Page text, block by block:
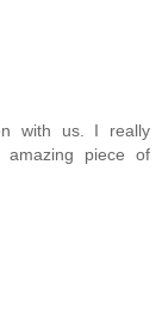
with us. I really
piece of